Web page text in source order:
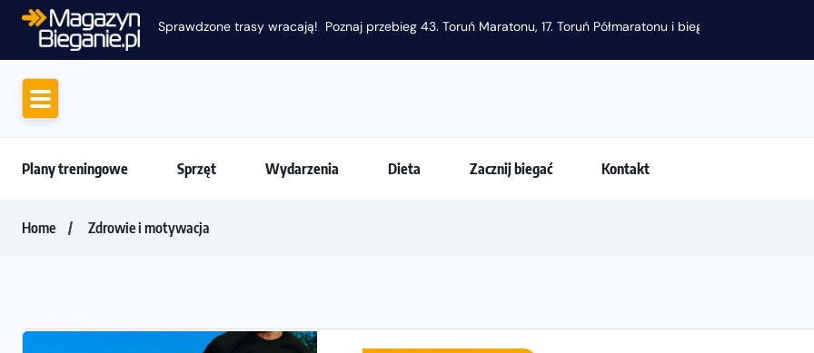
Sprawdzone trasy wracają! Poznaj przebieg 43. Toruń Maratonu, 17. Toruń Półmaratonu i biegu na 5 km
Plany treningowe Sprzęt Wydarzenia Dieta Zacznij biegać Kontakt
Home Zdrowie i motywacja